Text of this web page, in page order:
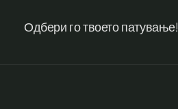
Одбери го твоето патување!